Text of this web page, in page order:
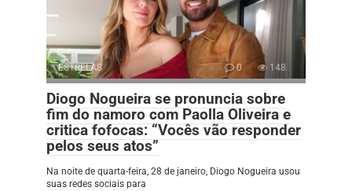
ESTRELAS 0 148
Diogo Nogueira se pronuncia sobre
fim do namoro com Paolla Oliveira e
critica fofocas: “Vocês vão responder
pelos seus atos”
Na noite de quarta-feira, 28 de janeiro, Diogo Nogueira usou
suas redes sociais para